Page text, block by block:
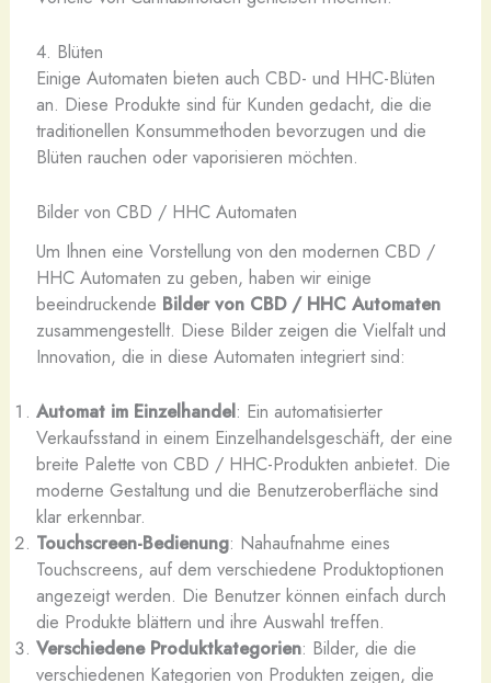
4. Blüten
Einige Automaten bieten auch CBD- und HHC-Blüten
an. Diese Produkte sind für Kunden gedacht, die die
traditionellen Konsummethoden bevorzugen und die
Blüten rauchen oder vaporisieren möchten.
Bilder von CBD / HHC Automaten
Um Ihnen eine Vorstellung von den modernen CBD /
HHC Automaten zu geben, haben wir einige
beeindruckende Bilder von CBD / HHC Automaten
zusammengestellt. Diese Bilder zeigen die Vielfalt und
Innovation, die in diese Automaten integriert sind:
Automat im Einzelhandel: Ein automatisierter
Verkaufsstand in einem Einzelhandelsgeschäft, der eine
breite Palette von CBD / HHC-Produkten anbietet. Die
moderne Gestaltung und die Benutzeroberfläche sind
klar erkennbar.
Touchscreen-Bedienung: Nahaufnahme eines
Touchscreens, auf dem verschiedene Produktoptionen
angezeigt werden. Die Benutzer können einfach durch
die Produkte blättern und ihre Auswahl treffen.
Verschiedene Produktkategorien: Bilder, die die
verschiedenen Kategorien von Produkten zeigen, die